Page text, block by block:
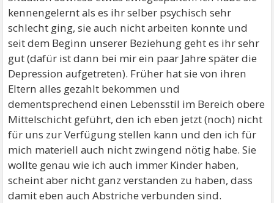
kennengelernt als es ihr selber psychisch sehr
schlecht ging, sie auch nicht arbeiten konnte und
seit dem Beginn unserer Beziehung geht es ihr sehr
gut (dafür ist dann bei mir ein paar Jahre später die
Depression aufgetreten). Früher hat sie von ihren
Eltern alles gezahlt bekommen und
dementsprechend einen Lebensstil im Bereich obere
Mittelschicht geführt, den ich eben jetzt (noch) nicht
für uns zur Verfügung stellen kann und den ich für
mich materiell auch nicht zwingend nötig habe. Sie
wollte genau wie ich auch immer Kinder haben,
scheint aber nicht ganz verstanden zu haben, dass
damit eben auch Abstriche verbunden sind.